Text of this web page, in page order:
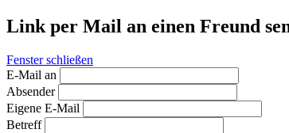
Link per Mail an einen Freund
Fenster schließen
E-Mail an
Absender
Eigene E-Mail
Betreff